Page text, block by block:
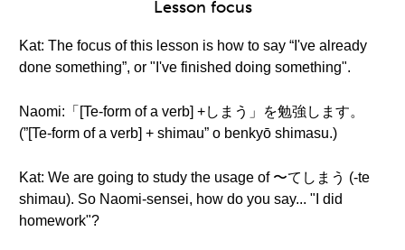
Lesson focus
Kat: The focus of this lesson is how to say “I've already
done something”, or "I've finished doing something".
Naomi:「[Te-form of a verb] +しまう」を勉強します。
(”[Te-form of a verb] + shimau” o benkyō shimasu.)
Kat: We are going to study the usage of 〜てしまう (-te
shimau). So Naomi-sensei, how do you say... "I did
homework"?